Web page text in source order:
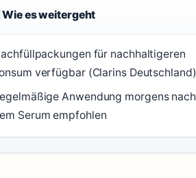
Wie es weitergeht
für nachhaltigeren
verfügbar (Clarins Deutschland)
Anwendung morgens nach
Serum empfohlen